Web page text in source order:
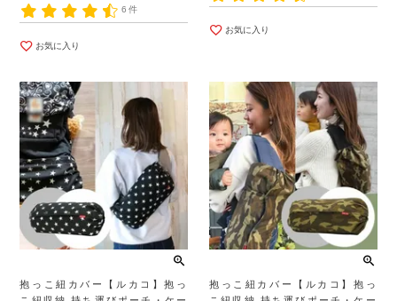
6件
お気に入り
お気に入り
抱っこ紐カバー【ルカコ】抱っ
抱っこ紐カバー【ルカコ】抱っ